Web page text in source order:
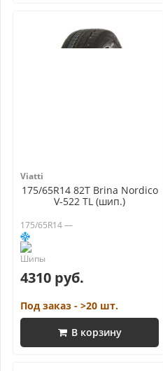
Viatti
175/65R14 82T Brina Nordico
V-522 TL (шип.)
175/65R14 —
4310 руб.
Под заказ - >20 шт.
В корзину